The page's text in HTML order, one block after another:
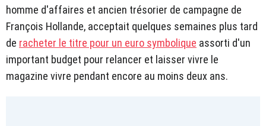
homme d'affaires et ancien trésorier de campagne de
François Hollande, acceptait quelques semaines plus tard
de racheter le titre pour un euro symbolique assorti d'un
important budget pour relancer et laisser vivre le
magazine vivre pendant encore au moins deux ans.